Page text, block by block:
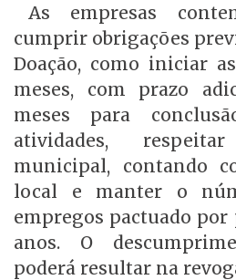
As empresas
cumprir obrigações
Doação, como iniciar
meses, com prazo
meses para
atividades,
municipal, contando
local e manter o
empregos pactuado
anos. O
poderá resultar na